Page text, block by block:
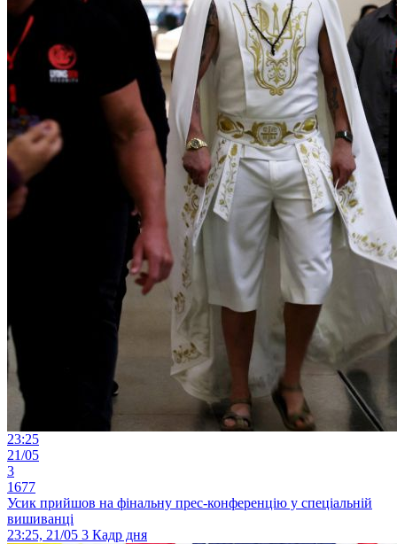
23:25
21/05
3
1677
Усик прийшов на фінальну прес-конференцію у спеціальній
вишиванці
23:25, 21/05 3 Кадр дня